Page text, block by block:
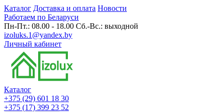
Каталог Доставка и оплата Новости
Работаем по Беларуси
Пн-Пт.: 08.00 - 18.00 Сб.-Вс.: выходной
izoluks.1@yandex.by
Личный кабинет
Каталог
+375 (29) 601 18 30
+375 (17) 399 23 52